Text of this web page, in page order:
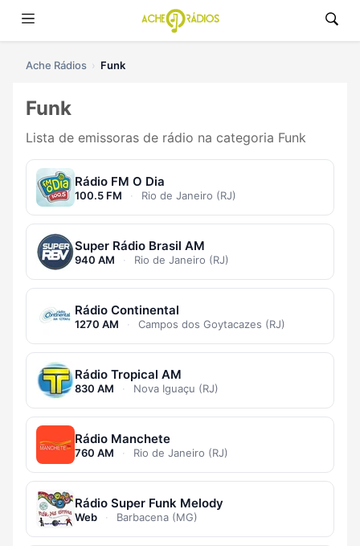
Ache Rádios Funk
Funk
Lista de emissoras de rádio na categoria Funk
Rádio FM O Dia
100.5 FM · Rio de Janeiro (RJ)
Super Rádio Brasil AM
940 AM · Rio de Janeiro (RJ)
Rádio Continental
1270 AM · Campos dos Goytacazes (RJ)
Rádio Tropical AM
830 AM · Nova Iguaçu (RJ)
Rádio Manchete
760 AM · Rio de Janeiro (RJ)
Rádio Super Funk Melody
Web · Barbacena (MG)